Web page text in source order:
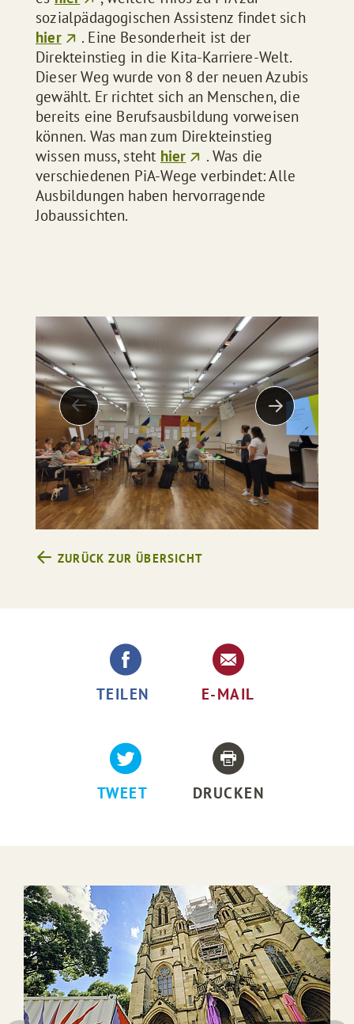
sozialpädagogischen Assistenz findet sich
hier
. Eine Besonderheit ist der
Direkteinstieg in die Kita-Karriere-Welt.
Dieser Weg wurde von 8 der neuen Azubis
gewählt. Er richtet sich an Menschen, die
bereits eine Berufsausbildung vorweisen
können. Was man zum Direkteinstieg
wissen muss, steht hier
. Was die
verschiedenen PiA-Wege verbindet: Alle
Ausbildungen haben hervorragende
Jobaussichten.
ZURÜCK ZUR ÜBERSICHT
TEILEN
TWEET
E-MAIL
DRUCKEN